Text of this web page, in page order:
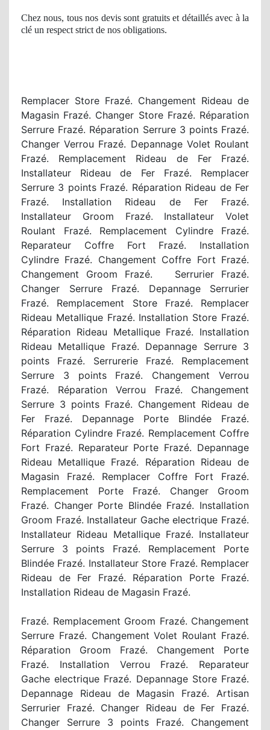
Chez nous, tous nos devis sont gratuits et détaillés avec à la
clé un respect strict de nos obligations.
Remplacer Store Frazé. Changement Rideau de
Magasin Frazé. Changer Store Frazé. Réparation
Serrure Frazé. Réparation Serrure 3 points Frazé.
Changer Verrou Frazé. Depannage Volet Roulant
Frazé. Remplacement Rideau de Fer Frazé.
Installateur Rideau de Fer Frazé. Remplacer
Serrure 3 points Frazé. Réparation Rideau de Fer
Frazé. Installation Rideau de Fer Frazé.
Installateur Groom Frazé. Installateur Volet
Roulant Frazé. Remplacement Cylindre Frazé.
Reparateur Coffre Fort Frazé. Installation
Cylindre Frazé. Changement Coffre Fort Frazé.
Changement Groom Frazé. Serrurier Frazé.
Changer Serrure Frazé. Depannage Serrurier
Frazé. Remplacement Store Frazé. Remplacer
Rideau Metallique Frazé. Installation Store Frazé.
Réparation Rideau Metallique Frazé. Installation
Rideau Metallique Frazé. Depannage Serrure 3
points Frazé. Serrurerie Frazé. Remplacement
Serrure 3 points Frazé. Changement Verrou
Frazé. Réparation Verrou Frazé. Changement
Serrure 3 points Frazé. Changement Rideau de
Fer Frazé. Depannage Porte Blindée Frazé.
Réparation Cylindre Frazé. Remplacement Coffre
Fort Frazé. Reparateur Porte Frazé. Depannage
Rideau Metallique Frazé. Réparation Rideau de
Magasin Frazé. Remplacer Coffre Fort Frazé.
Remplacement Porte Frazé. Changer Groom
Frazé. Changer Porte Blindée Frazé. Installation
Groom Frazé. Installateur Gache electrique Frazé.
Installateur Rideau Metallique Frazé. Installateur
Serrure 3 points Frazé. Remplacement Porte
Blindée Frazé. Installateur Store Frazé. Remplacer
Rideau de Fer Frazé. Réparation Porte Frazé.
Installation Rideau de Magasin Frazé.
Frazé. Remplacement Groom Frazé. Changement
Serrure Frazé. Changement Volet Roulant Frazé.
Réparation Groom Frazé. Changement Porte
Frazé. Installation Verrou Frazé. Reparateur
Gache electrique Frazé. Depannage Store Frazé.
Depannage Rideau de Magasin Frazé. Artisan
Serrurier Frazé. Changer Rideau de Fer Frazé.
Changer Serrure 3 points Frazé. Changement